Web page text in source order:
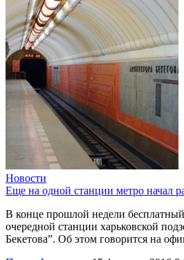
Новости
Еще на одной станции метро начал
В конце прошлой недели
очередной станции харьковской
Бекетова”. Об этом говорится на